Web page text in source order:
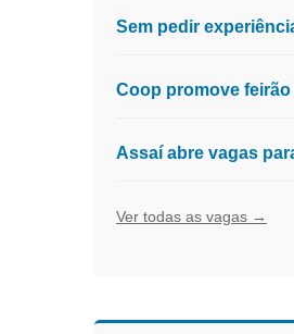
Sem pedir
Coop promove
Assaí abre vagas
Ver todas as vagas →